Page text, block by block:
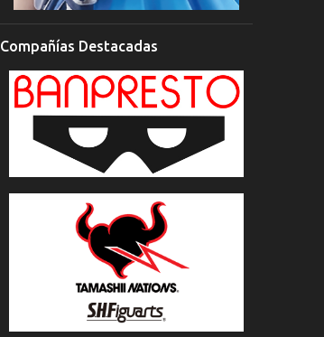
Compañías Destacadas